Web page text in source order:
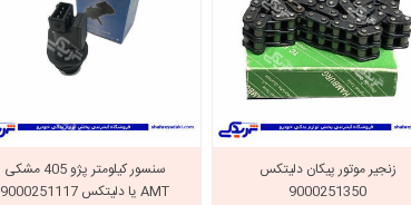
زنجیر موتور پیکان دلیتکس
9000251350
سنسور کیلومتر پژو 405 مشکی
AMT یا دلیتکس 9000251117